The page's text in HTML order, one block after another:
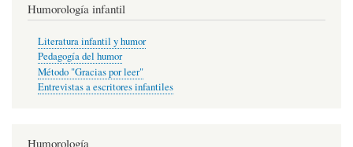
Humorología infantil
Literatura infantil y humor
Pedagogía del humor
Método "Gracias por leer"
Entrevistas a escritores infantiles
Humorología